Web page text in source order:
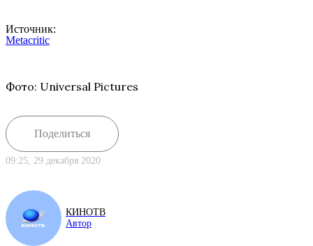
Источник:
Metacritic
Фото: Universal Pictures
Поделиться
09:25, 29 декабря 2020
КИНОТВ
Автор